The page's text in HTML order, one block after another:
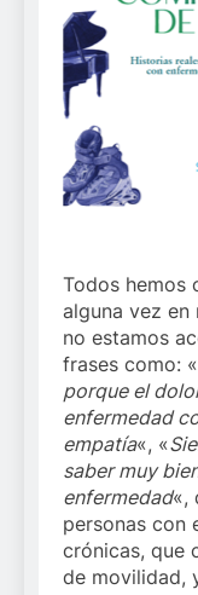
Todos hemos
alguna vez en
no estamos
frases como: «
porque el
enfermedad
empatía«, «
saber muy
enfermedad«,
personas con
crónicas, que
de movilidad,